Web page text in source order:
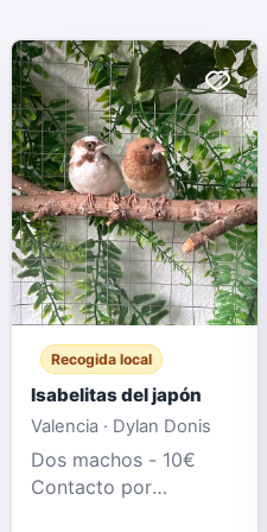
Recogida local
Isabelitas del japón
Valencia · Dylan Donis
Dos machos - 10€
Contacto por